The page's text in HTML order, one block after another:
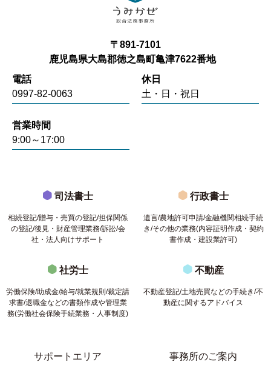
〒891-7101
鹿児島県大島郡徳之島町亀津7622番地
電話
0997-82-0063
休日
土・日・祝日
営業時間
9:00～17:00
司法書士
相続登記/贈与・売買の登記/担保関係
の登記/後見・財産管理業務/訴訟/会
社・法人向けサポート
行政書士
遺言/農地許可申請/金融機関相続手続
き/その他の業務(内容証明作成・契約
書作成・建設業許可)
社労士
労働保険/助成金/給与/就業規則/裁定請
求書/退職金などの書類作成や管理業
務(労働社会保険手続業務・人事制度)
不動産
不動産登記/土地売買などの手続き/不
動産に関するアドバイス
サポートエリア 事務所のご案内